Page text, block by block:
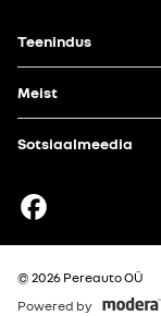
Teenindus
Meist
Sotsiaalmeedia
© 2026 Pereauto OÜ
Powered by